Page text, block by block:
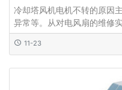
冷却塔风机电机不转的原因
异常等。从对电风扇的维修
转的电风扇，我的 维修步骤
11-23